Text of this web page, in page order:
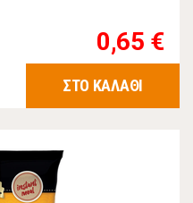
0,65 €
ΣΤΟ ΚΑΛΑΘΙ